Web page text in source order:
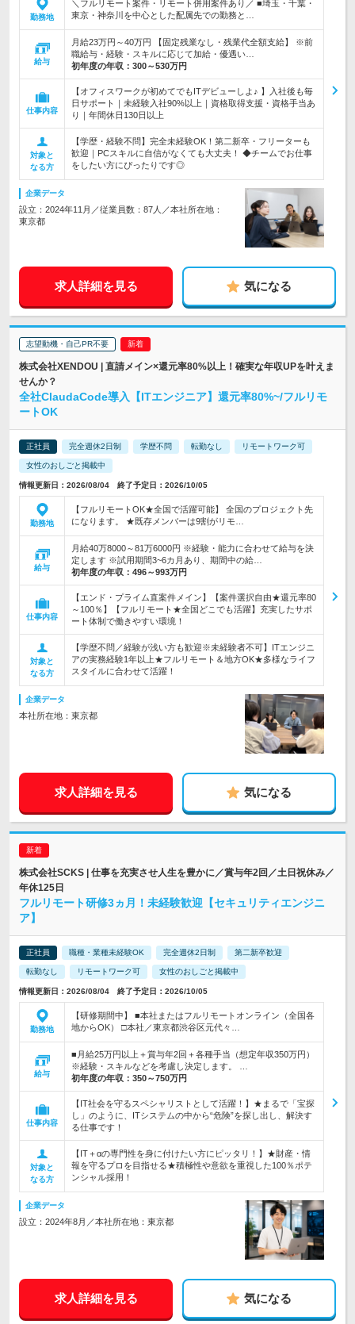
勤務地
＼フルリモート案件・リモート併用案件あり／ ■埼玉・千葉・
東京・神奈川を中心とした配属先での勤務と…
給与
月給23万円～40万円 【固定残業なし・残業代全額支給】 ※前
職給与・経験・スキルに応じて加給・優遇い…
初年度の年収： 300～530万円
仕事内容
【オフィスワークが初めてでもITデビューしよ♪ 】入社後も毎
日サポート｜未経験入社90%以上｜資格取得支援・資格手当あ
り｜年間休日130日以上
対象と
なる方
【学歴・経験不問】完全未経験OK！第二新卒・フリーターも
歓迎｜PCスキルに自信がなくても大丈夫！ ◆チームでお仕事
をしたい方にぴったりです◎
企業データ
設立：2024年11月／従業員数：87人／本社所在地：
東京都
求人詳細を見る 気になる
志望動機・自己PR不要
株式会社XENDOU | 直請メイン×還元率80%以上！確実な年収UPを叶えま
せんか？
全社ClaudaCode導入【ITエンジニア】還元率80%~/フルリモ
ートOK
正社員 完全週休2日制 学歴不問 転勤なし リモートワーク可
女性のおしごと掲載中
情報更新日：2026/08/04 終了予定日：2026/10/05
勤務地
【フルリモートOK★全国で活躍可能】 全国のプロジェクト先
になります。 ★既存メンバーは9割がリモ…
給与
月給40万8000～81万6000円 ※経験・能力に合わせて給与を決
定します ※試用期間3~6カ月あり、期間中の給…
初年度の年収： 496～993万円
仕事内容
【エンド・プライム直案件メイン】【案件選択自由★還元率80
～100％】【フルリモート★全国どこでも活躍】充実したサポ
ート体制で働きやすい環境！
対象と
なる方
【学歴不問／経験が浅い方も歓迎※未経験者不可】ITエンジニ
アの実務経験1年以上★フルリモート＆地方OK★多様なライフ
スタイルに合わせて活躍！
企業データ
本社所在地：東京都
求人詳細を見る 気になる
株式会社SCKS | 仕事を充実させ人生を豊かに／賞与年2回／土日祝休み／
年休125日
フルリモート研修3ヵ月！未経験歓迎【セキュリティエンジニ
ア】
正社員 職種・業種未経験OK 完全週休2日制 第二新卒歓迎
転勤なし リモートワーク可 女性のおしごと掲載中
情報更新日：2026/08/04 終了予定日：2026/10/05
勤務地
【研修期間中】 ■本社またはフルリモートオンライン（全国各
地からOK） □本社／東京都渋谷区元代々…
給与
■月給25万円以上＋賞与年2回＋各種手当（想定年収350万円）
※経験・スキルなどを考慮し決定します。 …
初年度の年収： 350～750万円
仕事内容
【IT社会を守るスペシャリストとして活躍！】★まるで「宝探
し」のように、ITシステムの中から“危険”を探し出し、解決す
る仕事です！
対象と
なる方
【IT＋αの専門性を身に付けたい方にピッタリ！】★財産・情
報を守るプロを目指せる★積極性や意欲を重視した100％ポテ
ンシャル採用！
企業データ
設立：2024年8月／本社所在地：東京都
求人詳細を見る 気になる